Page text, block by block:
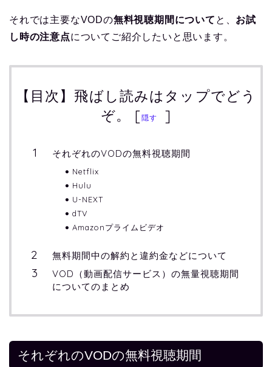
それでは主要なVODの無料視聴期間について と、 お試
し時の注意点についてご紹介したいと思います。
【目次】飛ばし読みはタップでどう
ぞ。
[隠す ]
それぞれのVODの無料視聴期間
Netflix
Hulu
U-NEXT
dTV
Amazonプライムビデオ
無料期間中の解約と違約金などについて
VOD（動画配信サービス）の無量視聴期間
についてのまとめ
それぞれのVODの無料視聴期間